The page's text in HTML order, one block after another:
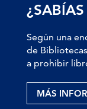
Según una
de
a prohibir
MÁS